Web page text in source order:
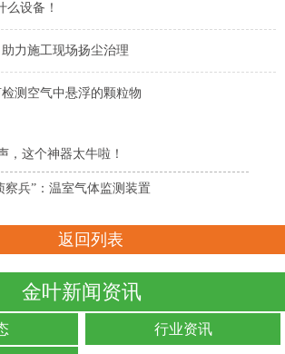
么设备！
力施工现场扬尘治理
测空气中悬浮的颗粒物
，这个神器太牛啦！
察兵”：温室气体监测装置
返回列表
金叶新闻资讯
行业资讯